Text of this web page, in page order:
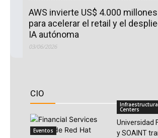
AWS invierte US$ 4.000
para acelerar el retail y el
IA autónoma
03/06/2026
CIO
Eventos
Centers
Universidad
y SOAINT